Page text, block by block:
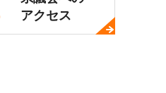
アクセス